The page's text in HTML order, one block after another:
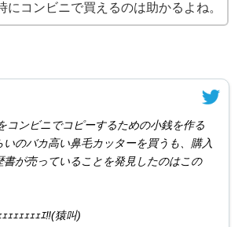
にコンビニで買えるのは助かるよね。
コンビニでコピーするための小銭を作る
いのバカ高い鼻毛カッターを買うも、購入
書が売っていることを発見したのはこの
ｪｪｴ‼︎(猿叫)